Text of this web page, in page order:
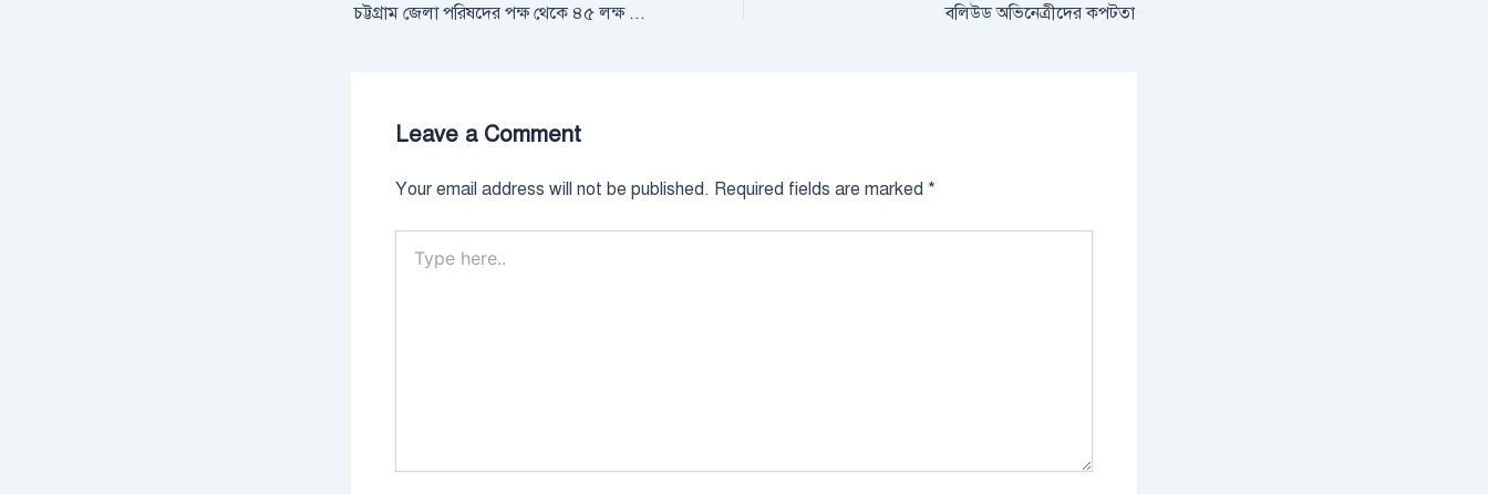
চট্টগ্রাম জেলা পরিষদের পক্ষ থেকে ৪৫ লক্ষ টাকার অনুদান পেলেন সীতাকুন্ডের ২০ শিক্ষা প্রতিষ্ঠান বলিউড অভিনেত্রীদের কপটতা
Leave a Comment
Your email address will not be published. Required fields are marked *
here..